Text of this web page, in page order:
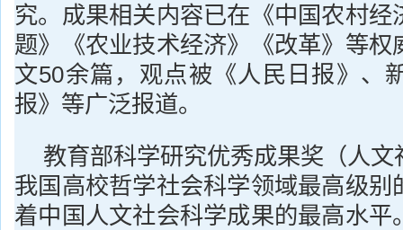
究。成果相关内容已在《中国农村经
题》《农业技术经济》《改革》等权
文50余篇，观点被《人民日报》、
报》等广泛报道。
教育部科学研究优秀成果奖（人
我国高校哲学社会科学领域最高级别
着中国人文社会科学成果的最高水平